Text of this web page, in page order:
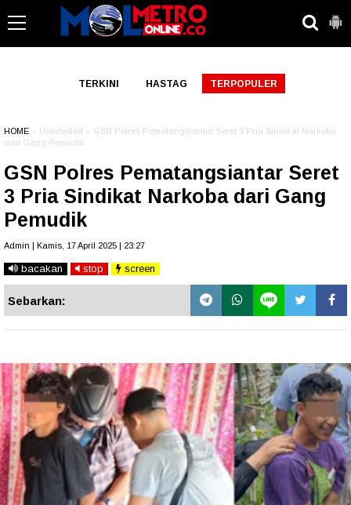
TERKINI HASTAG TERPOPULER
HOME » Unlabelled » GSN Polres Pematangsiantar Seret 3 Pria Sindikat Narkoba
dari Gang Pemudik
GSN Polres Pematangsiantar Seret
3 Pria Sindikat Narkoba dari Gang
Pemudik
Admin | Kamis, 17 April 2025 | 23:27
bacakan stop screen
Sebarkan: